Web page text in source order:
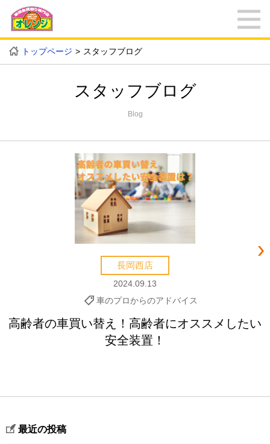
トップページ スタッフブログ
スタッフブログ
Blog
長岡西店
2024.09.13
車のプロからのアドバイス
高齢者の車買い替え！高齢者にオススメしたい
安全装置！
最近の投稿